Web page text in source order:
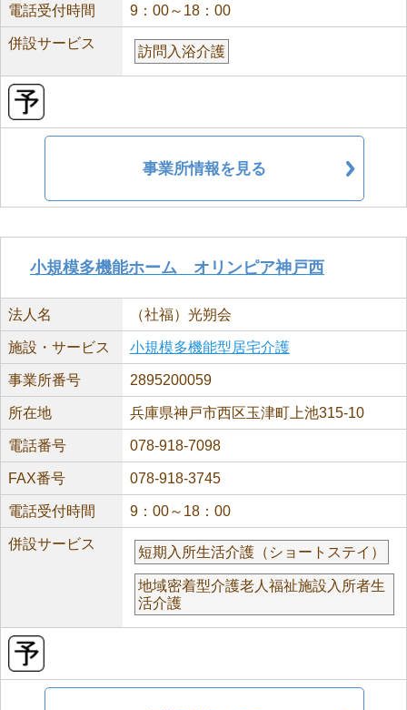
電話受付時間 9：00～18：00
併設サービス
訪問入浴介護
事業所情報を見る
小規模多機能ホーム オリンピア神戸西
法人名 （社福）光朔会
施設・サービス 小規模多機能型居宅介護
事業所番号 2895200059
所在地 兵庫県神戸市西区玉津町上池315-10
電話番号 078-918-7098
FAX番号 078-918-3745
電話受付時間 9：00～18：00
併設サービス
短期入所生活介護（ショートステイ）
地域密着型介護老人福祉施設入所者生
活介護